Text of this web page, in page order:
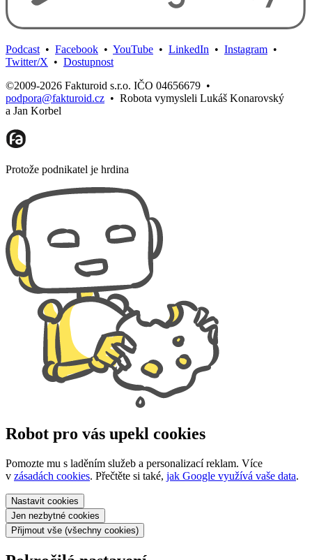
Podcast • Facebook • YouTube • LinkedIn • Instagram •
Twitter/X • Dostupnost
©2009-2026 Fakturoid s.r.o. IČO 04656679 •
podpora@fakturoid.cz • Robota vymysleli Lukáš Konarovský
a Jan Korbel
Protože podnikatel je hrdina
Robot pro vás upekl cookies
Pomozte mu s laděním služeb a personalizací reklam. Více
v zásadách cookies. Přečtěte si také, jak Google využívá vaše data.
Nastavit cookies
Jen nezbytné cookies
Přijmout vše (všechny cookies)